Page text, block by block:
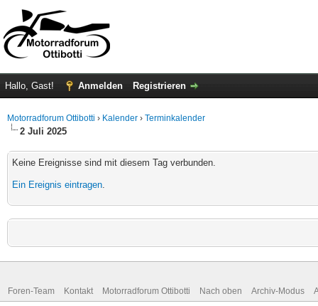
Hallo, Gast! Anmelden Registrieren
Motorradforum Ottibotti › Kalender › Terminkalender
2 Juli 2025
Keine Ereignisse sind mit diesem Tag verbunden.
Ein Ereignis eintragen.
Foren-Team Kontakt Motorradforum Ottibotti Nach oben Archiv-Modus